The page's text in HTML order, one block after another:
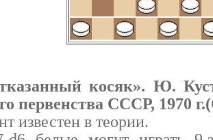
косяк». Ю.
первенства СССР, 1970 г.
известен в тeории.